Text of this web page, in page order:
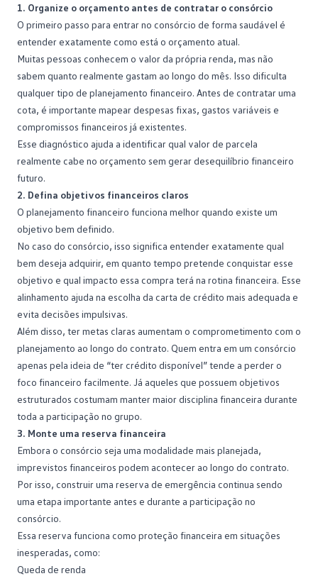
1. Organize o orçamento antes de contratar o consórcio
O primeiro passo para entrar no consórcio de forma saudável é
entender exatamente como está o orçamento atual.
Muitas pessoas conhecem o valor da própria renda, mas não
sabem quanto realmente gastam ao longo do mês. Isso dificulta
qualquer tipo de planejamento financeiro. Antes de contratar uma
cota, é importante mapear despesas fixas, gastos variáveis e
compromissos financeiros já existentes.
Esse diagnóstico ajuda a identificar qual valor de parcela
realmente cabe no orçamento sem gerar desequilíbrio financeiro
futuro.
2. Defina objetivos financeiros claros
O planejamento financeiro funciona melhor quando existe um
objetivo bem definido.
No caso do consórcio, isso significa entender exatamente qual
bem deseja adquirir, em quanto tempo pretende conquistar esse
objetivo e qual impacto essa compra terá na rotina financeira. Esse
alinhamento ajuda na escolha da carta de crédito mais adequada e
evita decisões impulsivas.
Além disso, ter metas claras aumentam o comprometimento com o
planejamento ao longo do contrato. Quem entra em um consórcio
apenas pela ideia de “ter crédito disponível” tende a perder o
foco financeiro facilmente. Já aqueles que possuem objetivos
estruturados costumam manter maior disciplina financeira durante
toda a participação no grupo.
3. Monte uma reserva financeira
Embora o consórcio seja uma modalidade mais planejada,
imprevistos financeiros podem acontecer ao longo do contrato.
Por isso, construir uma reserva de emergência continua sendo
uma etapa importante antes e durante a participação no
consórcio.
Essa reserva funciona como proteção financeira em situações
inesperadas, como:
Queda de renda